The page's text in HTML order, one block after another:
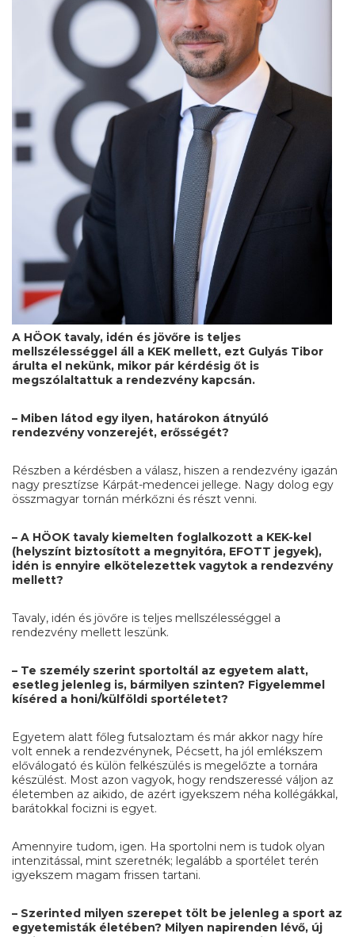
A HÖOK tavaly, idén és jövőre is teljes
mellszélességgel áll a KEK mellett, ezt Gulyás Tibor
árulta el nekünk, mikor pár kérdésig őt is
megszólaltattuk a rendezvény kapcsán.
– Miben látod egy ilyen, határokon átnyúló
rendezvény vonzerejét, erősségét?
Részben a kérdésben a válasz, hiszen a rendezvény igazán
nagy presztízse Kárpát-medencei jellege. Nagy dolog egy
összmagyar tornán mérkőzni és részt venni.
– A HÖOK tavaly kiemelten foglalkozott a KEK-kel
(helyszínt biztosított a megnyitóra, EFOTT jegyek),
idén is ennyire elkötelezettek vagytok a rendezvény
mellett?
Tavaly, idén és jövőre is teljes mellszélességgel a
rendezvény mellett leszünk.
– Te személy szerint sportoltál az egyetem alatt,
esetleg jelenleg is, bármilyen szinten? Figyelemmel
kíséred a honi/külföldi sportéletet?
Egyetem alatt főleg futsaloztam és már akkor nagy híre
volt ennek a rendezvénynek, Pécsett, ha jól emlékszem
előválogató és külön felkészülés is megelőzte a tornára
készülést. Most azon vagyok, hogy rendszeressé váljon az
életemben az aikido, de azért igyekszem néha kollégákkal,
barátokkal focizni is egyet.
Amennyire tudom, igen. Ha sportolni nem is tudok olyan
intenzitással, mint szeretnék; legalább a sportélet terén
igyekszem magam frissen tartani.
– Szerinted milyen szerepet tölt be jelenleg a sport az
egyetemisták életében? Milyen napirenden lévő, új